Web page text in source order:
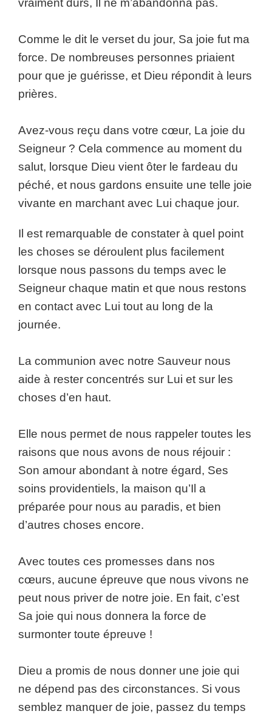
vraiment durs, Il ne m’abandonna pas.
Comme le dit le verset du jour, Sa joie fut ma
force. De nombreuses personnes priaient
pour que je guérisse, et Dieu répondit à leurs
prières.
Avez-vous reçu dans votre cœur, La joie du
Seigneur ? Cela commence au moment du
salut, lorsque Dieu vient ôter le fardeau du
péché, et nous gardons ensuite une telle joie
vivante en marchant avec Lui chaque jour.
Il est remarquable de constater à quel point
les choses se déroulent plus facilement
lorsque nous passons du temps avec le
Seigneur chaque matin et que nous restons
en contact avec Lui tout au long de la
journée.
La communion avec notre Sauveur nous
aide à rester concentrés sur Lui et sur les
choses d’en haut.
Elle nous permet de nous rappeler toutes les
raisons que nous avons de nous réjouir :
Son amour abondant à notre égard, Ses
soins providentiels, la maison qu’Il a
préparée pour nous au paradis, et bien
d’autres choses encore.
Avec toutes ces promesses dans nos
cœurs, aucune épreuve que nous vivons ne
peut nous priver de notre joie. En fait, c’est
Sa joie qui nous donnera la force de
surmonter toute épreuve !
Dieu a promis de nous donner une joie qui
ne dépend pas des circonstances. Si vous
semblez manquer de joie, passez du temps